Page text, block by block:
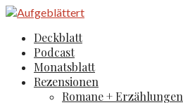
Zum
springenDeckblatt
Podcast
Monatsblatt
Rezensionen
Romane + Erzählungen